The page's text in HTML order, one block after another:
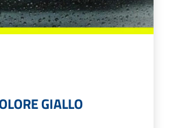
GIALLO